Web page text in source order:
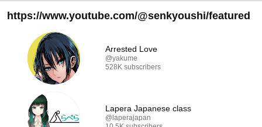
https://www.youtube.com/@senkyoushi/featured
Arrested Love
@yakume
528K subscribers
Lapera Japanese class
@laperajapan